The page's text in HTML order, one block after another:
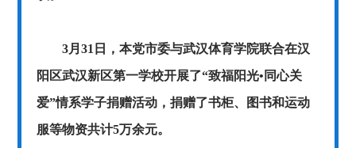
3月31日，本党市委与武汉体育学院联合在汉
阳区武汉新区第一学校开展了“致福阳光•同心关
爱”情系学子捐赠活动，捐赠了书柜、图书和运动
服等物资共计5万余元。